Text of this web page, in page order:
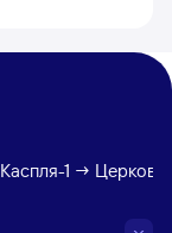
Каспля-1 →